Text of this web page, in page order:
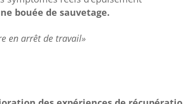
bouée de sauvetage.
en arrêt de travail»